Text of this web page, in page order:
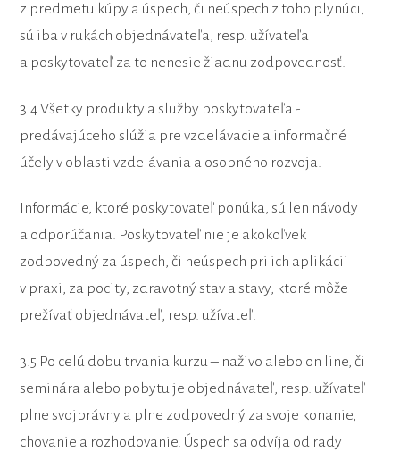
z predmetu kúpy a úspech, či neúspech z toho plynúci,
sú iba v rukách objednávateľa, resp. užívateľa
a poskytovateľ za to nenesie žiadnu zodpovednosť.
3.4 Všetky produkty a služby poskytovateľa -
predávajúceho slúžia pre vzdelávacie a informačné
účely v oblasti vzdelávania a osobného rozvoja.
Informácie, ktoré poskytovateľ ponúka, sú len návody
a odporúčania. Poskytovateľ nie je akokoľvek
zodpovedný za úspech, či neúspech pri ich aplikácii
v praxi, za pocity, zdravotný stav a stavy, ktoré môže
prežívať objednávateľ, resp. užívateľ.
3.5 Po celú dobu trvania kurzu – naživo alebo on line, či
seminára alebo pobytu je objednávateľ, resp. užívateľ
plne svojprávny a plne zodpovedný za svoje konanie,
chovanie a rozhodovanie. Úspech sa odvíja od rady